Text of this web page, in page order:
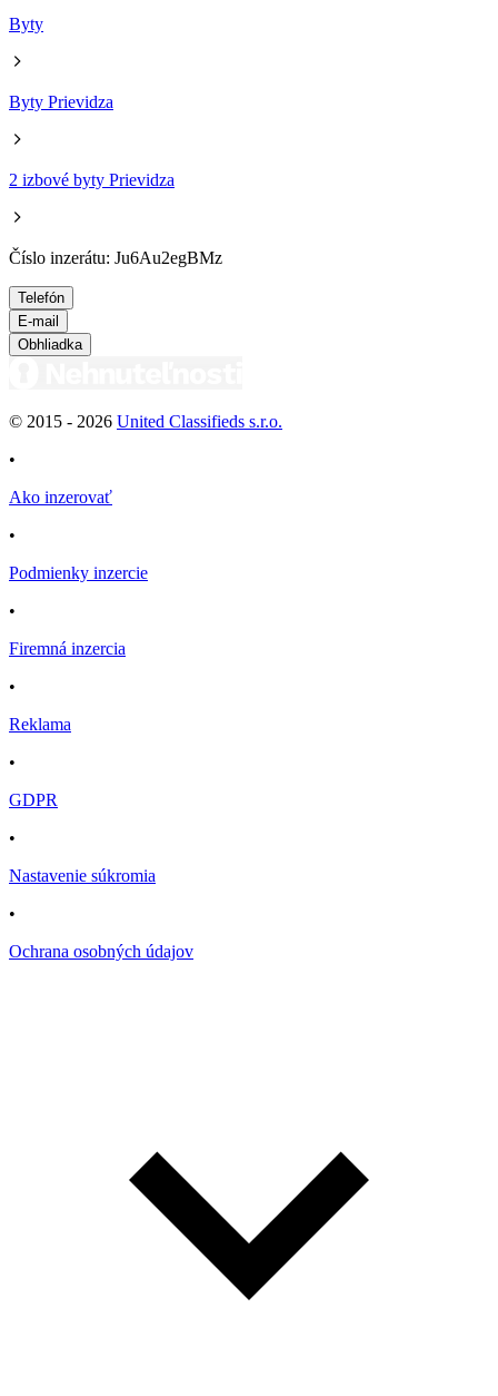
Byty
Byty Prievidza
2 izbové byty Prievidza
Číslo inzerátu: Ju6Au2egBMz
Telefón
E-mail
Obhliadka
© 2015 - 2026 United Classifieds s.r.o.
•
Ako inzerovať
•
Podmienky inzercie
•
Firemná inzercia
•
Reklama
•
GDPR
•
Nastavenie súkromia
•
Ochrana osobných údajov